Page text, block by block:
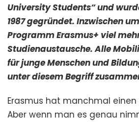
University Students“ und
1987 gegründet. Inzwischen
Programm Erasmus+ viel
Studienaustausche. Alle
für junge Menschen und
unter diesem Begriff
Erasmus hat manchmal einen
Aber wenn man es genau